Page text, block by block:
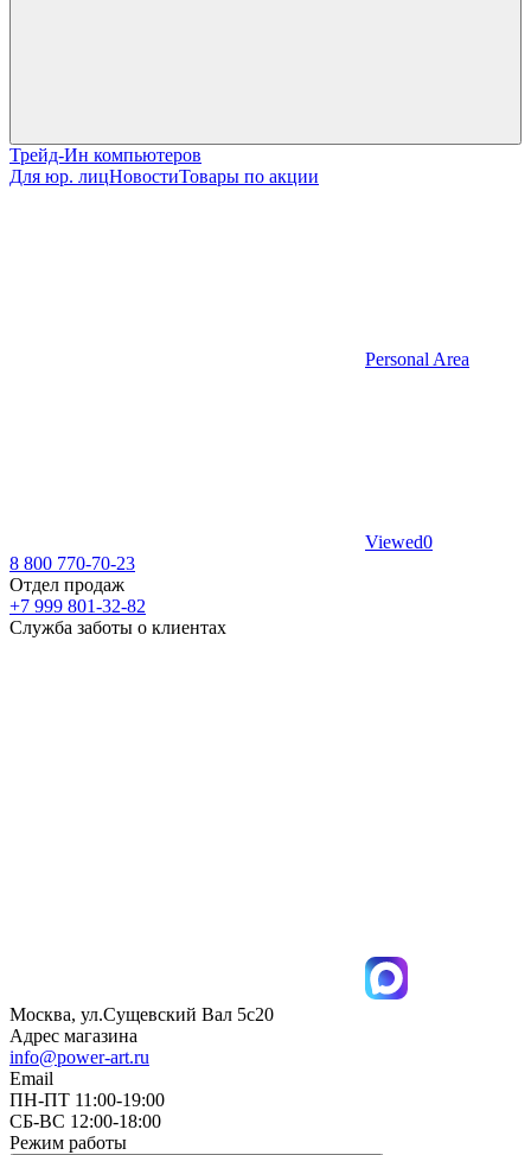
Трейд-Ин компьютеров
Для юр. лицНовостиТовары по акции
Personal Area
Viewed0
8 800 770-70-23
Отдел продаж
+7 999 801-32-82
Служба заботы о клиентах
Москва, ул.Сущевский Вал 5с20
Адрес магазина
info@power-art.ru
Email
ПН-ПТ 11:00-19:00
СБ-ВС 12:00-18:00
Режим работы